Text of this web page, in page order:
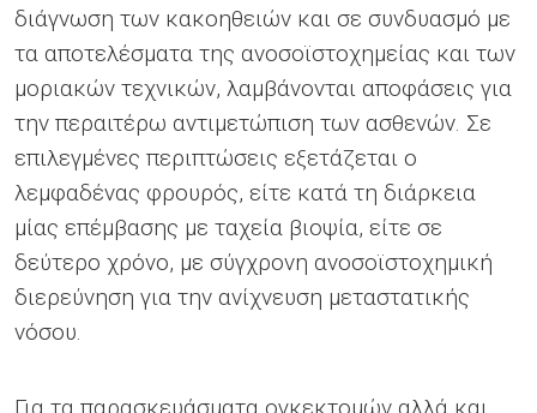
διάγνωση των κακοηθειών και σε συνδυασμό με
τα αποτελέσματα της ανοσοϊστοχημείας και των
μοριακών τεχνικών, λαμβάνονται αποφάσεις για
την περαιτέρω αντιμετώπιση των ασθενών. Σε
επιλεγμένες περιπτώσεις εξετάζεται ο
λεμφαδένας φρουρός, είτε κατά τη διάρκεια
μίας επέμβασης με ταχεία βιοψία, είτε σε
δεύτερο χρόνο, με σύγχρονη ανοσοϊστοχημική
διερεύνηση για την ανίχνευση μεταστατικής
νόσου.